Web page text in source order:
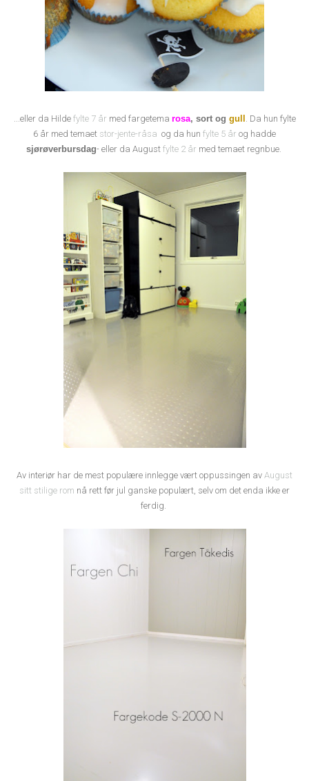
...eller da Hilde fylte 7 år med fargetema rosa, sort og gull . Da hun fylte
6 år med temaet stor-jente-råsa og da hun fylte 5 år og hadde
sjørøverbursdag- eller da August fylte 2 år med temaet regnbue.
Av interiør har de mest populære innlegge vært oppussingen av August
sitt stilige rom nå rett før jul ganske populært, selv om det enda ikke er
ferdig.